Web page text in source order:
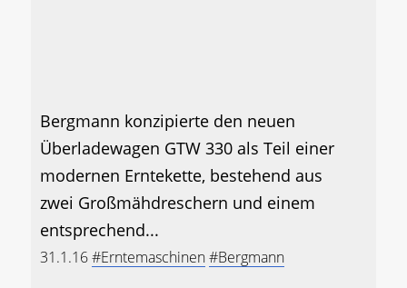
Bergmann konzipierte den neuen
Überladewagen GTW 330 als Teil einer
modernen Erntekette, bestehend aus
zwei Großmähdreschern und einem
entsprechend...
31.1.16#Erntemaschinen#Bergmann